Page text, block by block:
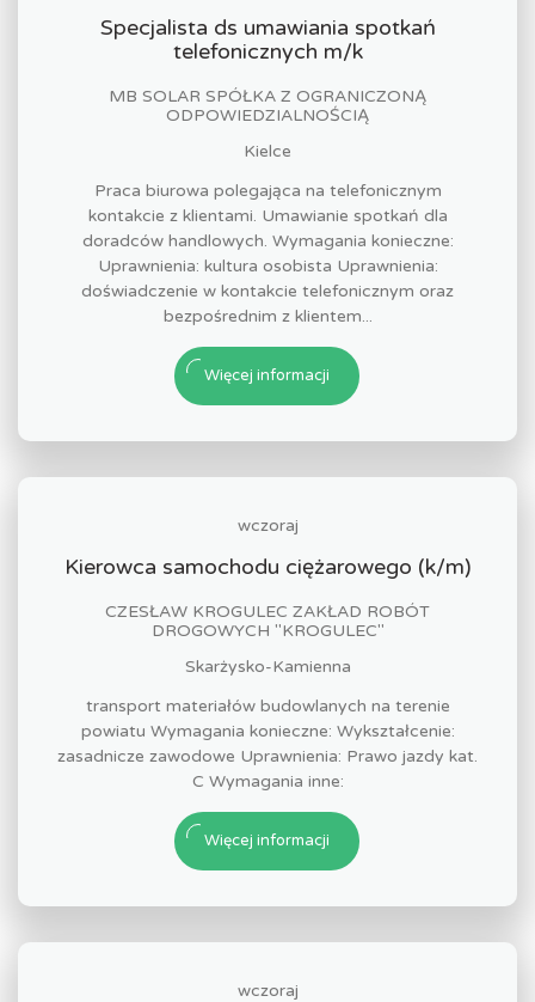
Specjalista ds umawiania spotkań
telefonicznych m/k
MB SOLAR SPÓŁKA Z OGRANICZONĄ
ODPOWIEDZIALNOŚCIĄ
Kielce
Praca biurowa polegająca na telefonicznym
kontakcie z klientami. Umawianie spotkań dla
doradców handlowych. Wymagania konieczne:
Uprawnienia: kultura osobista Uprawnienia:
doświadczenie w kontakcie telefonicznym oraz
bezpośrednim z klientem...
Więcej informacji
wczoraj
Kierowca samochodu ciężarowego (k/m)
CZESŁAW KROGULEC ZAKŁAD ROBÓT
DROGOWYCH "KROGULEC"
Skarżysko-Kamienna
transport materiałów budowlanych na terenie
powiatu Wymagania konieczne: Wykształcenie:
zasadnicze zawodowe Uprawnienia: Prawo jazdy kat.
C Wymagania inne:
Więcej informacji
wczoraj